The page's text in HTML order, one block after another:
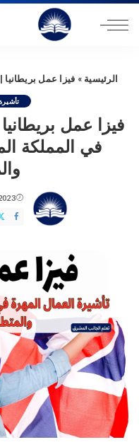
الرئيسية » فيزا عمل بريطانيا | تأشيرة
فيزا عمل